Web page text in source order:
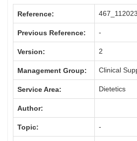
Reference: 467_112023
Previous Reference: -
Version: 2
Management Group: Clinical
Service Area: Dietetics
Author:
Topic: -